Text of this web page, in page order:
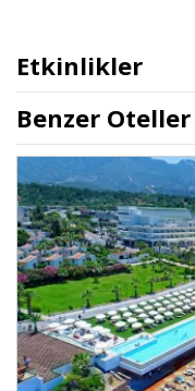
Etkinlikler
Benzer Oteller